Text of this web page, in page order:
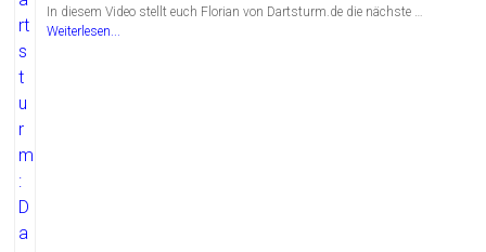
In diesem Video stellt euch Florian von Dartsturm.de die nächste …
Weiterlesen...